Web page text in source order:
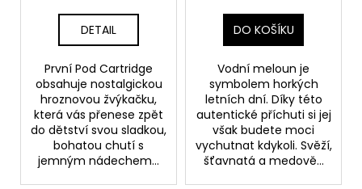
DETAIL
První Pod Cartridge
obsahuje nostalgickou
hroznovou žvýkačku,
která vás přenese zpět
do dětství svou sladkou,
bohatou chutí s
jemným nádechem...
DO KOŠÍKU
Vodní meloun je
symbolem horkých
letních dní. Díky této
autentické příchuti si jej
však budete moci
vychutnat kdykoli. Svěží,
šťavnatá a medově...